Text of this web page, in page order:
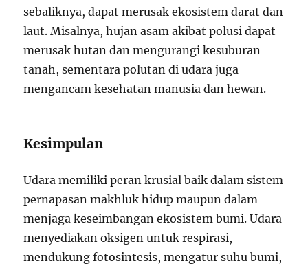
sebaliknya, dapat merusak ekosistem darat dan
laut. Misalnya, hujan asam akibat polusi dapat
merusak hutan dan mengurangi kesuburan
tanah, sementara polutan di udara juga
mengancam kesehatan manusia dan hewan.
Kesimpulan
Udara memiliki peran krusial baik dalam sistem
pernapasan makhluk hidup maupun dalam
menjaga keseimbangan ekosistem bumi. Udara
menyediakan oksigen untuk respirasi,
mendukung fotosintesis, mengatur suhu bumi,